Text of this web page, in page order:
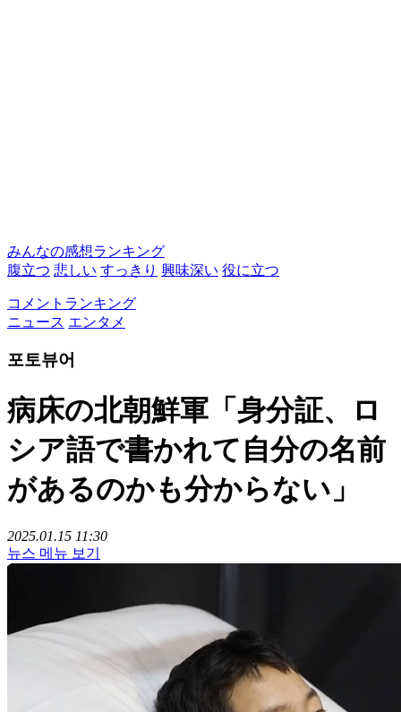
みんなの感想ランキング
腹立つ 悲しい すっきり 興味深い 役に立つ
コメントランキング
ニュース エンタメ
포토뷰어
病床の北朝鮮軍「身分証、ロ
シア語で書かれて自分の名前
があるのかも分からない」
2025.01.15 11:30
뉴스 메뉴 보기